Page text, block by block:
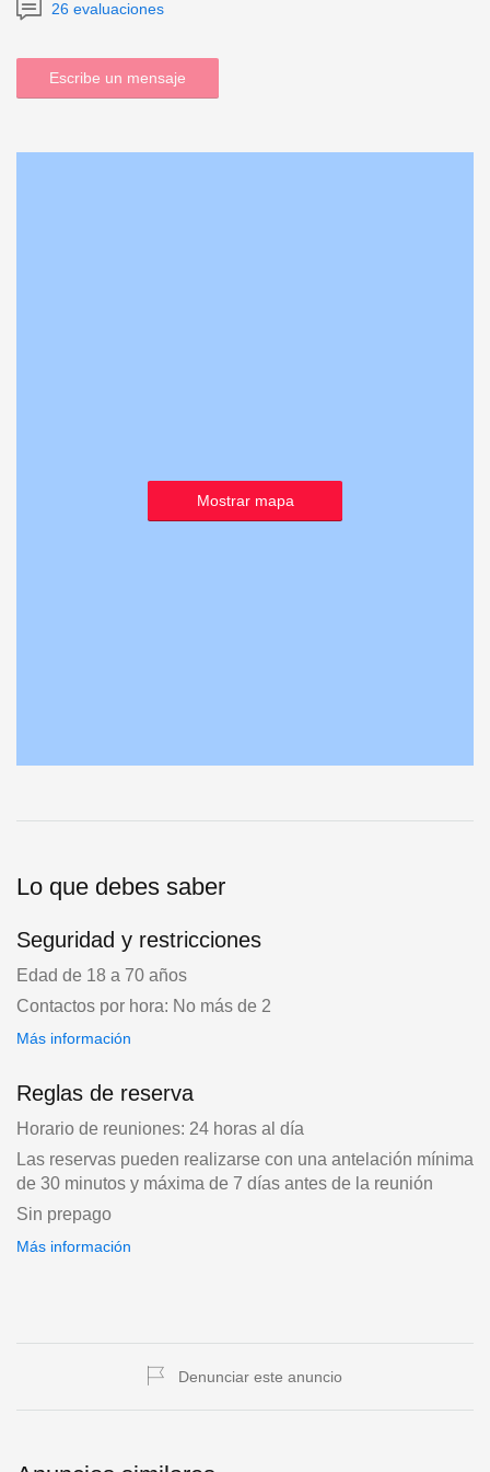
26 evaluaciones
Escribe un mensaje
Mostrar mapa
Lo que debes saber
Seguridad y restricciones
Edad de 18 a 70 años
Contactos por hora: No más de 2
Más información
Reglas de reserva
Horario de reuniones: 24 horas al día
Las reservas pueden realizarse con una antelación mínima
de 30 minutos y máxima de 7 días antes de la reunión
Sin prepago
Más información
Denunciar este anuncio